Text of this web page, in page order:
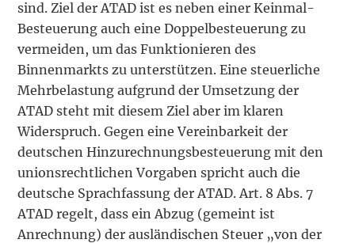
sind. Ziel der ATAD ist es neben einer Keinmal-
Besteuerung auch eine Doppelbesteuerung zu
vermeiden, um das Funktionieren des
Binnenmarkts zu unterstützen. Eine steuerliche
Mehrbelastung aufgrund der Umsetzung der
ATAD steht mit diesem Ziel aber im klaren
Widerspruch. Gegen eine Vereinbarkeit der
deutschen Hinzurechnungsbesteuerung mit den
unionsrechtlichen Vorgaben spricht auch die
deutsche Sprachfassung der ATAD. Art. 8 Abs. 7
ATAD regelt, dass ein Abzug (gemeint ist
Anrechnung) der ausländischen Steuer „von der